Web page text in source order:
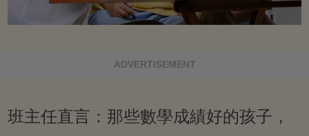
ADVERTISEMENT
班主任直言：那些數學成績好的孩子，